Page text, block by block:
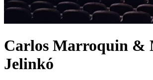
Carlos Marroquin &
Jelinkó